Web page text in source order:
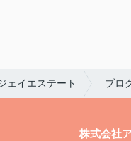
ェイエステート ブロ
株式会社